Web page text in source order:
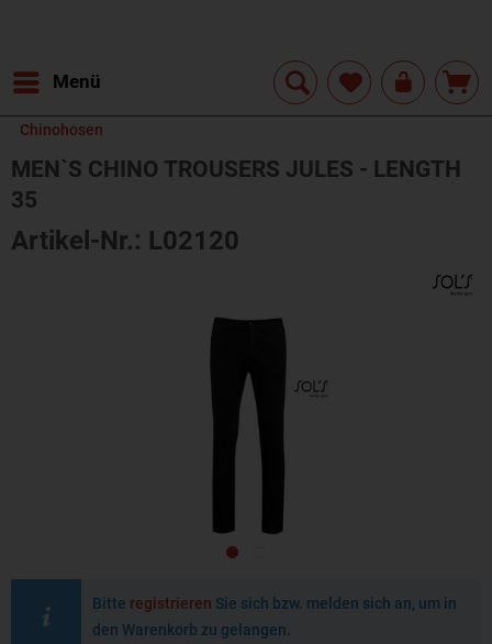
Menü
Chinohosen
MEN`S CHINO TROUSERS JULES - LENGTH
35
Artikel-Nr.: L02120
Bitte registrieren Sie sich bzw. melden sich an, um in
den Warenkorb zu gelangen.